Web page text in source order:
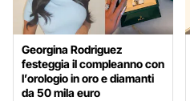
Georgina Rodriguez
festeggia il compleanno con
l’orologio in oro e diamanti
da 50 mila euro